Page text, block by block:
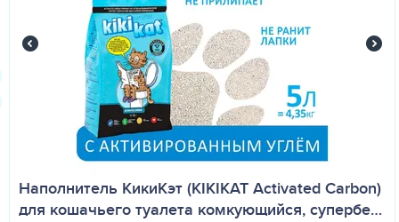
Наполнитель КикиКэт (KIKIKAT Activated Carbon)
для кошачьего туалета комкующийся, супербе…